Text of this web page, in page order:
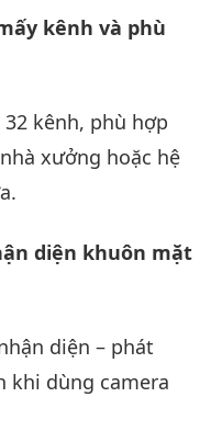
kênh và phù
32 kênh, phù hợp
xưởng hoặc hệ
diện khuôn mặt
diện – phát
khi dùng camera